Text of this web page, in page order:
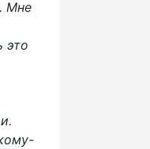
Мне
это